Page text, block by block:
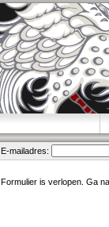
E-mailadres:
Formulier is verlopen. Ga